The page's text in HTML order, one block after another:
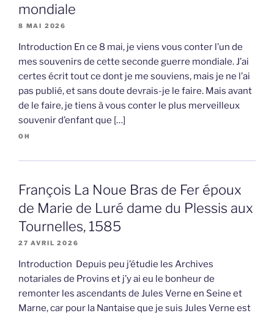
mondiale
8 MAI 2026
Introduction En ce 8 mai, je viens vous conter l’un de
mes souvenirs de cette seconde guerre mondiale. J’ai
certes écrit tout ce dont je me souviens, mais je ne l’ai
pas publié, et sans doute devrais-je le faire. Mais avant
de le faire, je tiens à vous conter le plus merveilleux
souvenir d’enfant que […]
OH
François La Noue Bras de Fer époux
de Marie de Luré dame du Plessis aux
Tournelles, 1585
27 AVRIL 2026
Introduction Depuis peu j’étudie les Archives
notariales de Provins et j’y ai eu le bonheur de
remonter les ascendants de Jules Verne en Seine et
Marne, car pour la Nantaise que je suis Jules Verne est